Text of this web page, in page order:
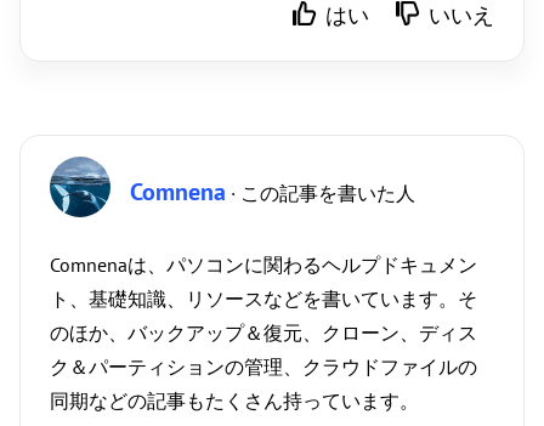
はい いいえ
Comnena · この記事を書いた人
Comnenaは、パソコンに関わるヘルプドキュメン
ト、基礎知識、リソースなどを書いています。そ
のほか、バックアップ＆復元、クローン、ディス
ク＆パーティションの管理、クラウドファイルの
同期などの記事もたくさん持っています。